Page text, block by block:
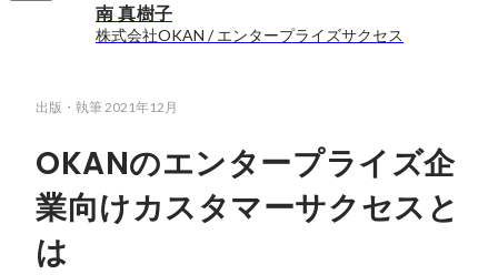
南 真樹子
株式会社OKAN / エンタープライズサクセス
出版・執筆2021年12月
OKANのエンタープライズ企
業向けカスタマーサクセスと
は